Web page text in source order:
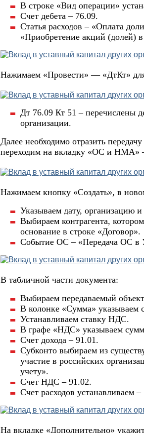
В строке «Вид операции»
Счет дебета – 76.09.
Статья расходов – «Оплата
«Приобретение акций (долей)
Нажимаем «Провести» — «ДтКт»
Дт 76.09 Кт 51 – перечислены
организации.
Далее необходимо отразить
переходим на вкладку «ОС и
Нажимаем кнопку «Создать», в
Указываем дату, организацию
Выбираем контрагента,
основание в строке «Договор».
Событие ОС – «Передача ОС в
В табличной части документа:
Выбираем передаваемый
В колонке «Сумма» указываем
Устанавливаем ставку НДС.
В графе «НДС» указываем
Счет дохода – 91.01.
Субконто выбираем из
участие в российских
учету».
Счет НДС – 91.02.
Счет расходов устанавливаем –
На вкладке «Дополнительно»